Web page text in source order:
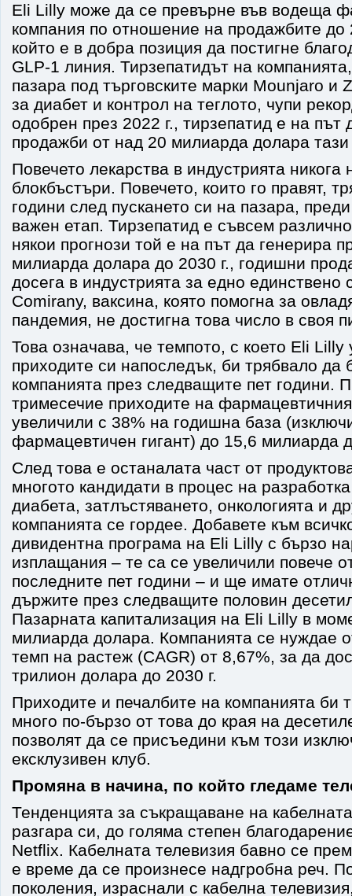
Eli Lilly може да се превърне във водеща
компания по отношение на продажбите до
който е в добра позиция да постигне
GLP-1 линия. Тирзепатидът на
пазара под търговските марки Mounjaro и
за диабет и контрол на теглото, чупи
одобрен през 2022 г., тирзепатид е на път
продажби от над 20 милиарда долара тази
Повечето лекарства в индустрията
блокбъстъри. Повечето, които го правят,
години след пускането си на пазара,
важен етап. Тирзепатид е съвсем
някои прогнози той е на път да генерира
милиарда долара до 2030 г., годишни
досега в индустрията за едно
Comirany, ваксина, която помогна за
пандемия, не достигна това число в своя
Това означава, че темпото, с което Eli Lilly
приходите си напоследък, би трябвало да
компанията през следващите пет години.
тримесечие приходите на
увеличили с 38% на годишна база
фармацевтичен гигант) до 15,6 милиарда
След това е останалата част от
многото кандидати в процес на
диабета, затлъстяването, онкологията и
компанията се гордее. Добавете към
дивидентна програма на Eli Lilly с бързо
изплащания – те са се увеличили повече
последните пет години – и ще имате
държите през следващите половин
Пазарната капитализация на Eli Lilly в
милиарда долара. Компанията се нуждае
темп на растеж (CAGR) от 8,67%, за да
трилион долара до 2030 г.
Приходите и печалбите на компанията би
много по-бързо от това до края на
позволят да се присъедини към този
ексклузивен клуб.
Промяна в начина, по който гледаме
Тенденцията за съкращаване на
разгара си, до голяма степен
Netflix. Кабелната телевизия бавно се
е време да се произнесе надгробна реч.
поколения, израснали с кабелна